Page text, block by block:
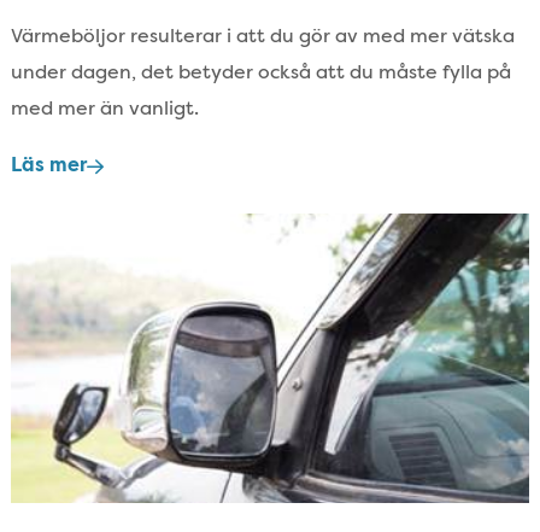
Värmeböljor resulterar i att du gör av med mer vätska
under dagen,​ det betyder också att du måste fylla på
med mer än vanligt.​
Läs mer